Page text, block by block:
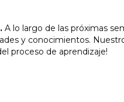
A lo largo de las próximas
y conocimientos.
proceso de aprendizaje!